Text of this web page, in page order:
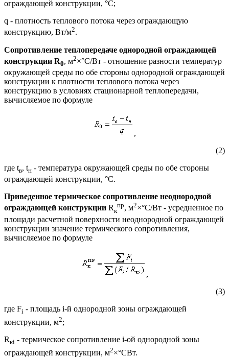
ограждающей конструкции, °С;
q - плотность теплового потока через ограждающую
конструкцию, Вт/м2.
Сопротивление теплопередаче однородной ограждающей
конструкции R0, м2×°С/Вт - отношение разности температур
окружающей среды по обе стороны однородной ограждающей
конструкции к плотности теплового потока через
конструкцию в условиях стационарной теплопередачи,
вычисляемое по формуле
,
(2)
где tв, tн - температура окружающей среды по обе стороны
ограждающей конструкции, °С.
Приведенное термическое сопротивление неоднородной
ограждающей конструкции Rк
пр, м2×°С/Вт - усредненное по
площади расчетной поверхности неоднородной ограждающей
конструкции значение термического сопротивления,
вычисляемое по формуле
,
(3)
где Fi - площадь i-й однородной зоны ограждающей
конструкции, м2;
Rкi - термическое сопротивление i-ой однородной зоны
ограждающей конструкции, м2×°СВт.